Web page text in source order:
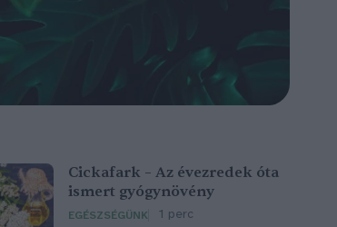
Cickafark – Az évezredek óta
ismert gyógynövény
EGÉSZSÉGÜNK 1 perc